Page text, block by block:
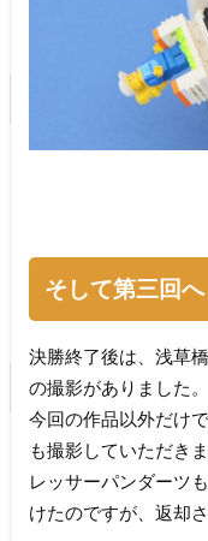
そして第三回へ
決勝終了後は、浅草
の撮影がありました。
今回の作品以外だけ
も撮影していただきま
レッサーパンダーツ
けたのですが、返却